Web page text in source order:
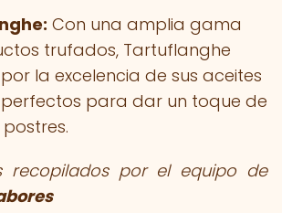
Con una amplia gama
trufados, Tartuflanghe
la excelencia de sus aceites
para dar un toque de
recopilados por el equipo de